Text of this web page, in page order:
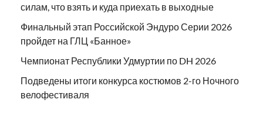
силам, что взять и куда приехать в выходные
Финальный этап Российской Эндуро Серии 2026
пройдет на ГЛЦ «Банное»
Чемпионат Республики Удмуртии по DH 2026
Подведены итоги конкурса костюмов 2-го Ночного
велофестиваля